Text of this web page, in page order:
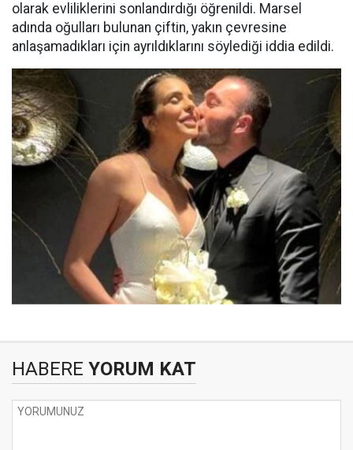
olarak evliliklerini sonlandırdığı öğrenildi. Marsel
adında oğulları bulunan çiftin, yakın çevresine
anlaşamadıkları için ayrıldıklarını söylediği iddia edildi.
HABERE YORUM KAT